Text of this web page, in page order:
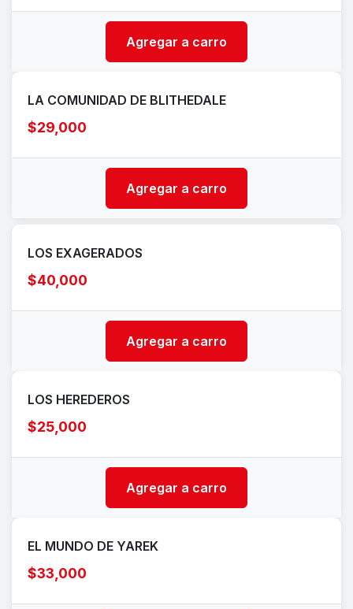
Agregar a carro
LA COMUNIDAD DE BLITHEDALE
$29,000
Agregar a carro
LOS EXAGERADOS
$40,000
Agregar a carro
LOS HEREDEROS
$25,000
Agregar a carro
EL MUNDO DE YAREK
$33,000